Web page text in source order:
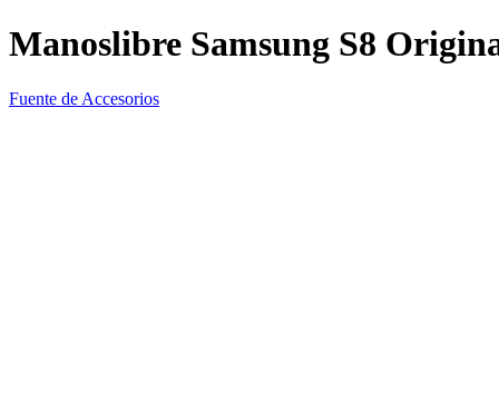
Manoslibre Samsung S8
Fuente de Accesorios